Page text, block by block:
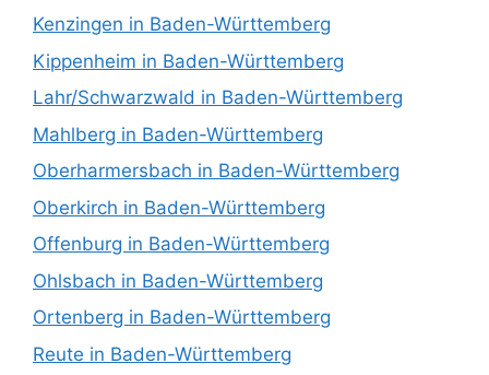
Kenzingen in Baden-Württemberg
Kippenheim in Baden-Württemberg
Lahr/Schwarzwald in Baden-Württemberg
Mahlberg in Baden-Württemberg
Oberharmersbach in Baden-Württemberg
Oberkirch in Baden-Württemberg
Offenburg in Baden-Württemberg
Ohlsbach in Baden-Württemberg
Ortenberg in Baden-Württemberg
Reute in Baden-Württemberg